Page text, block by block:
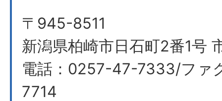
〒945-8511
新潟県柏崎市日石町2番1号
電話：0257-47-7333/ファ
7714​​​​​​​